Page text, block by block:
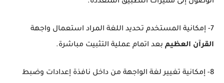
الوصول إلى مميزات التطبيق المتعددة.
7- إمكانية المستخدم تحديد اللغة المراد استعمال واجهة
القرآن العظيم بعد اتمام عملية التثبيت مباشرة.
8- إمكانية تغيير لغة الواجهة من داخل نافذة إعدادات وضبط